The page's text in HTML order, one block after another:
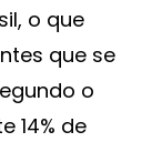
o que
que se
o
14% de